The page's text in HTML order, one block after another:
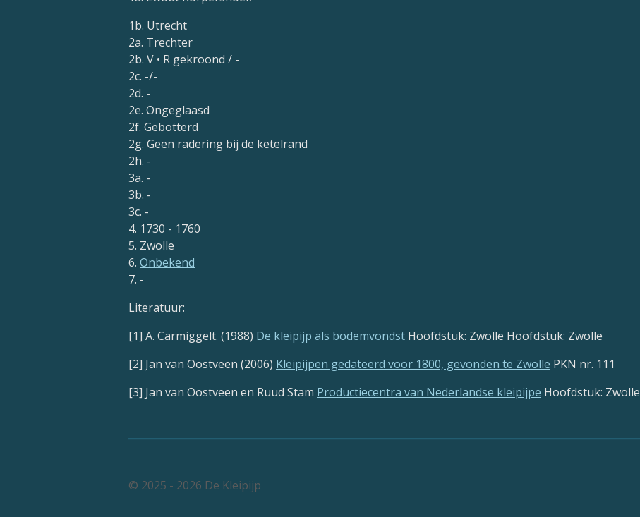
1b. Utrecht
2a. Trechter
2b. V • R gekroond / -
2c. -/-
2d. -
2e. Ongeglaasd
2f. Gebotterd
2g. Geen radering bij de ketelrand
2h. -
3a. -
3b. -
3c. -
4. 1730 - 1760
5. Zwolle
6. Onbekend
7. -
Literatuur:
[1] A. Carmiggelt. (1988) De kleipijp als bodemvondst Hoofdstuk: Zwolle Hoofdstuk: Zwolle
[2] Jan van Oostveen (2006) Kleipijpen gedateerd voor 1800, gevonden te Zwolle PKN nr. 111
[3] Jan van Oostveen en Ruud Stam Productiecentra van Nederlandse kleipijpe Hoofdstuk: Zwolle
© 2025 - 2026 De Kleipijp